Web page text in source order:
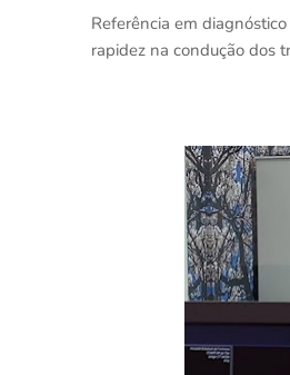
Referência em
rapidez na condução dos